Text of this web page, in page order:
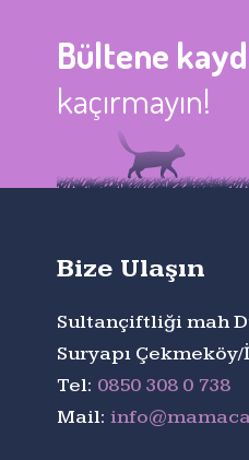
Bültene
kaçırmayın!
Bize Ulaşın
Sultançiftliği mah
Suryapı
Tel: 0850 308 0 738
Mail: